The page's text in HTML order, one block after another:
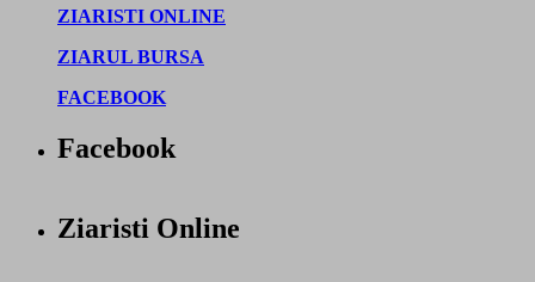
ZIARISTI ONLINE
ZIARUL BURSA
FACEBOOK
Facebook
Ziaristi Online